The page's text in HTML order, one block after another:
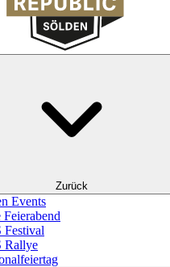
Zurück
Events
Festival
Rallye